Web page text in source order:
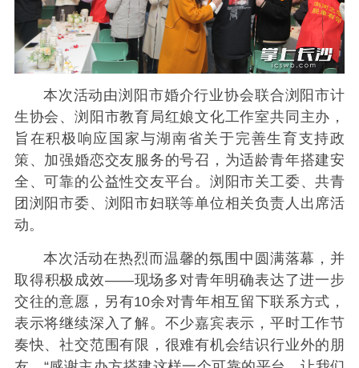
本次活动由浏阳市婚介行业协会联合浏阳市计
生协会、浏阳市教育局红娘文化工作室共同主办，
旨在积极响应国家与湖南省关于完善生育支持政
策、加强婚恋交友服务的号召，为适龄青年搭建安
全、可靠的公益性交友平台。浏阳市关工委、共青
团浏阳市委、浏阳市妇联等单位相关负责人出席活
动。
本次活动在热烈而温馨的氛围中圆满落幕，并
取得积极成效——现场多对青年明确表达了进一步
交往的意愿，另有10余对青年相互留下联系方式，
表示将继续深入了解。不少嘉宾表示，平时工作节
奏快、社交范围有限，很难有机会结识行业外的朋